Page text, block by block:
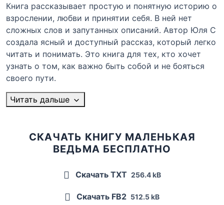
Книга рассказывает простую и понятную историю о
взрослении, любви и принятии себя. В ней нет
сложных слов и запутанных описаний. Автор Юля С
создала ясный и доступный рассказ, который легко
читать и понимать. Это книга для тех, кто хочет
узнать о том, как важно быть собой и не бояться
своего пути.
Читать дальше
СКАЧАТЬ КНИГУ МАЛЕНЬКАЯ
ВЕДЬМА БЕСПЛАТНО
Скачать TXT 256.4 kB
Скачать FB2 512.5 kB